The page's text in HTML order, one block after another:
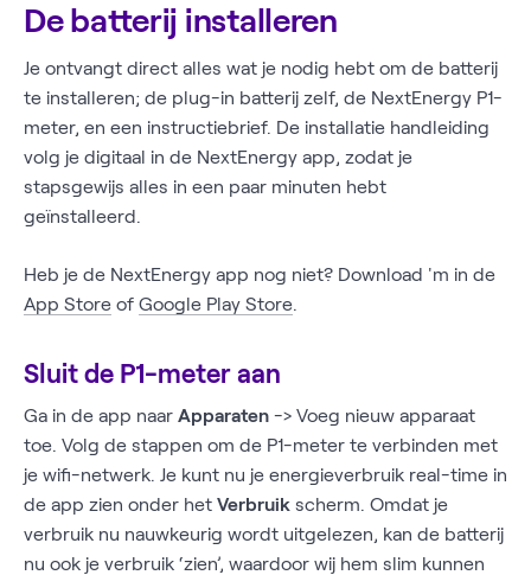
De batterij installeren
Je ontvangt direct alles wat je nodig hebt om de batterij
te installeren; de plug-in batterij zelf, de NextEnergy P1-
meter, en een instructiebrief. De installatie handleiding
volg je digitaal in de NextEnergy app, zodat je
stapsgewijs alles in een paar minuten hebt
geïnstalleerd.
Heb je de NextEnergy app nog niet? Download 'm in de
App Store of Google Play Store.
Sluit de P1-meter aan
Ga in de app naar Apparaten -> Voeg nieuw apparaat
toe. Volg de stappen om de P1-meter te verbinden met
je wifi-netwerk. Je kunt nu je energieverbruik real-time in
de app zien onder het Verbruik scherm. Omdat je
verbruik nu nauwkeurig wordt uitgelezen, kan de batterij
nu ook je verbruik ‘zien’, waardoor wij hem slim kunnen